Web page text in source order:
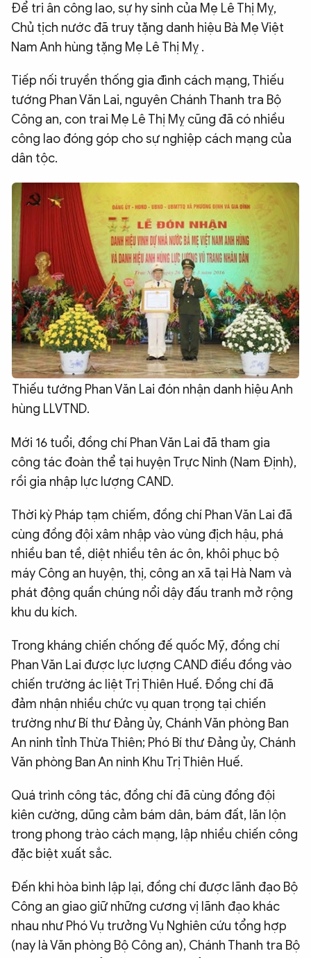
Để tri ân công lao, sự hy sinh của Mẹ Lê Thị Mỵ,
Chủ tịch nước đã truy tặng danh hiệu Bà Mẹ Việt
Nam Anh hùng tặng Mẹ Lê Thị Mỵ .
Tiếp nối truyền thống gia đình cách mạng, Thiếu
tướng Phan Văn Lai, nguyên Chánh Thanh tra Bộ
Công an, con trai Mẹ Lê Thị Mỵ cũng đã có nhiều
công lao đóng góp cho sự nghiệp cách mạng của
dân tộc.
Thiếu tướng Phan Văn Lai đón nhận danh hiệu Anh
hùng LLVTND.
Mới 16 tuổi, đồng chí Phan Văn Lai đã tham gia
công tác đoàn thể tại huyện Trực Ninh (Nam Định),
rồi gia nhập lực lượng CAND.
Thời kỳ Pháp tạm chiếm, đồng chí Phan Văn Lai đã
cùng đồng đội xâm nhập vào vùng địch hậu, phá
nhiều ban tề, diệt nhiều tên ác ôn, khôi phục bộ
máy Công an huyện, thị, công an xã tại Hà Nam và
phát động quần chúng nổi dậy đấu tranh mở rộng
khu du kích.
Trong kháng chiến chống đế quốc Mỹ, đồng chí
Phan Văn Lai được lực lượng CAND điều đồng vào
chiến trường ác liệt Trị Thiên Huế. Đồng chí đã
đảm nhận nhiều chức vụ quan trọng tại chiến
trường như Bí thư Đảng ủy, Chánh Văn phòng Ban
An ninh tỉnh Thừa Thiên; Phó Bí thư Đảng ủy, Chánh
Văn phòng Ban An ninh Khu Trị Thiên Huế.
Quá trình công tác, đồng chí đã cùng đồng đội
kiên cường, dũng cảm bám dân, bám đất, lăn lộn
trong phong trào cách mạng, lập nhiều chiến công
đặc biệt xuất sắc.
Đến khi hòa bình lập lại, đồng chí được lãnh đạo Bộ
Công an giao giữ những cương vị lãnh đạo khác
nhau như Phó Vụ trưởng Vụ Nghiên cứu tổng hợp
(nay là Văn phòng Bộ Công an), Chánh Thanh tra Bộ